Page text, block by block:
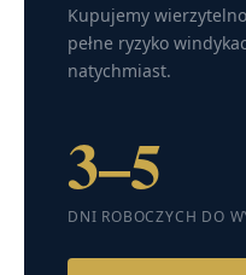
Kupujemy
pełne ryzyko
natychmiast.
3–5
DNI ROBOCZYCH DO